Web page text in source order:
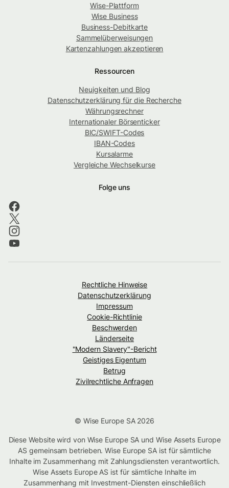
Wise-Plattform
Wise Business
Business-Debitkarte
Sammelüberweisungen
Kartenzahlungen akzeptieren
Ressourcen
Neuigkeiten und Blog
Datenschutzerklärung für die Recherche
Währungsrechner
Internationaler Börsenticker
BIC/SWIFT-Codes
IBAN-Codes
Kursalarme
Vergleiche Wechselkurse
Folge uns
Rechtliche Hinweise
Datenschutzerklärung
Impressum
Cookie-Richtlinie
Beschwerden
Länderseite
"Modern Slavery"-Bericht
Geistiges Eigentum
Betrug
Zivilrechtliche Anfragen
© Wise Europe SA 2026
Diese Website wird von Wise Europe SA und Wise Assets Europe
AS gemeinsam betrieben. Wise Europe SA ist für sämtliche
Inhalte im Zusammenhang mit Zahlungsdiensten verantwortlich.
Wise Assets Europe AS ist für sämtliche Inhalte im
Zusammenhang mit Investment-Diensten einschließlich